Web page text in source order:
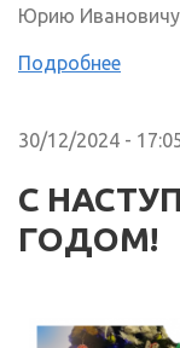
Юрию
Подробнее
30/12/2024 -
С
ГОДОМ!